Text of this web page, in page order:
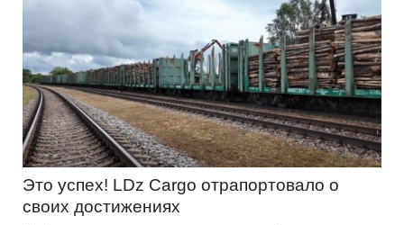
Это успех! LDz Cargo отрапортовало о
своих достижениях